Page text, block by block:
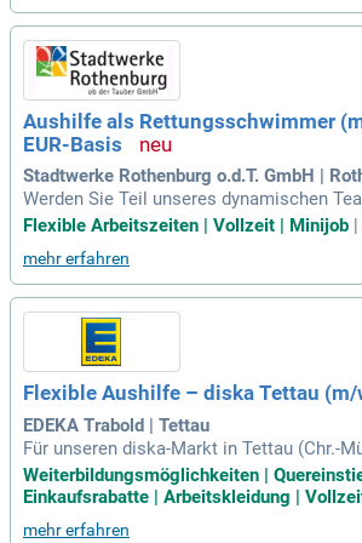
hnelle Auffassungsgabe sind für diesen
guten Deutschkenntnissen auf mindestens
tierst du reibungslose Kommunikation.
attraktiven Gehalt ab 14€ pro Stunde,
zeiterfassung und tollen Rabatten bei
line-Shops.
Aushilfe als Rettungsschwimmer
EUR-Basis
Stadtwerke Rothenburg o.d.T. GmbH |
Werden Sie Teil unseres dynamischen
g Bad! Neben einer Anstellung auf
e. Sie bringen das Deutsche
in Silber mit und sind mindestens 18
n umfassen die Betreuung von
g von Schwimmunterricht und die
legen großen Wert auf Flexibilität,
e am Umgang mit Menschen. Profitieren
etrieblichen Gesundheitsmanagement und
vents – Ihre Energie zählt bei uns!
Flexible Arbeitszeiten | Vollzeit | Minijob
mehr erfahren
Flexible Aushilfe – diska Tettau
EDEKA Trabold | Tettau
Für unseren diska-Markt in Tettau (Chr.-
n wir ab sofort Unterstützung auf
unden/Woche). Sie übernehmen
erräumung und freuen sich, das Team bei
n zu unterstützen. Eine flexible
Weiterbildungsmöglichkeiten |
Einkaufsrabatte | Arbeitskleidung |
mehr erfahren